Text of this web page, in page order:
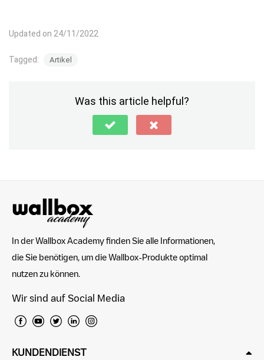
Updated on 24/11/2022
Tagged: Artikel
Was this article helpful?
In der Wallbox Academy finden Sie alle Informationen,
die Sie benötigen, um die Wallbox-Produkte optimal
nutzen zu können.
Wir sind auf Social Media
KUNDENDIENST